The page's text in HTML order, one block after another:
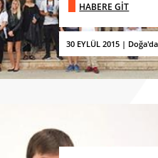
30 EYLÜL 2015 |
HABERE GİT